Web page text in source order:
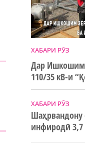
ХАБАРИ РӮЗ
Дар Ишкошим
110/35 кВ-и
истифода
ХАБАРИ РӮЗ
Шаҳрвандону
инфиродӣ